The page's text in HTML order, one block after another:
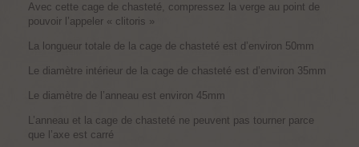
Avec cette cage de chasteté, compressez la verge au point de
pouvoir l’appeler « clitoris »
La longueur totale de la cage de chasteté est d’environ 50mm
Le diamètre intérieur de la cage de chasteté est d’environ 35mm
Le diamètre de l’anneau est environ 45mm
L’anneau et la cage de chasteté ne peuvent pas tourner parce
que l’axe est carré